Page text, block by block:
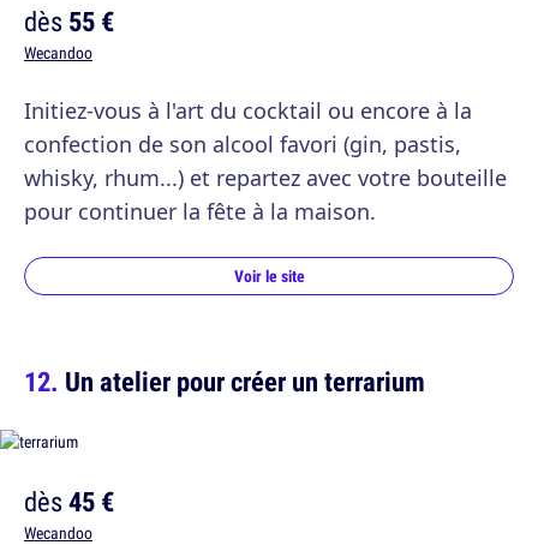
dès55 €
Wecandoo
Initiez-vous à l'art du cocktail ou encore à la
confection de son alcool favori (gin, pastis,
whisky, rhum...) et repartez avec votre bouteille
pour continuer la fête à la maison.
Voir le site
Un atelier pour créer un terrarium
dès45 €
Wecandoo